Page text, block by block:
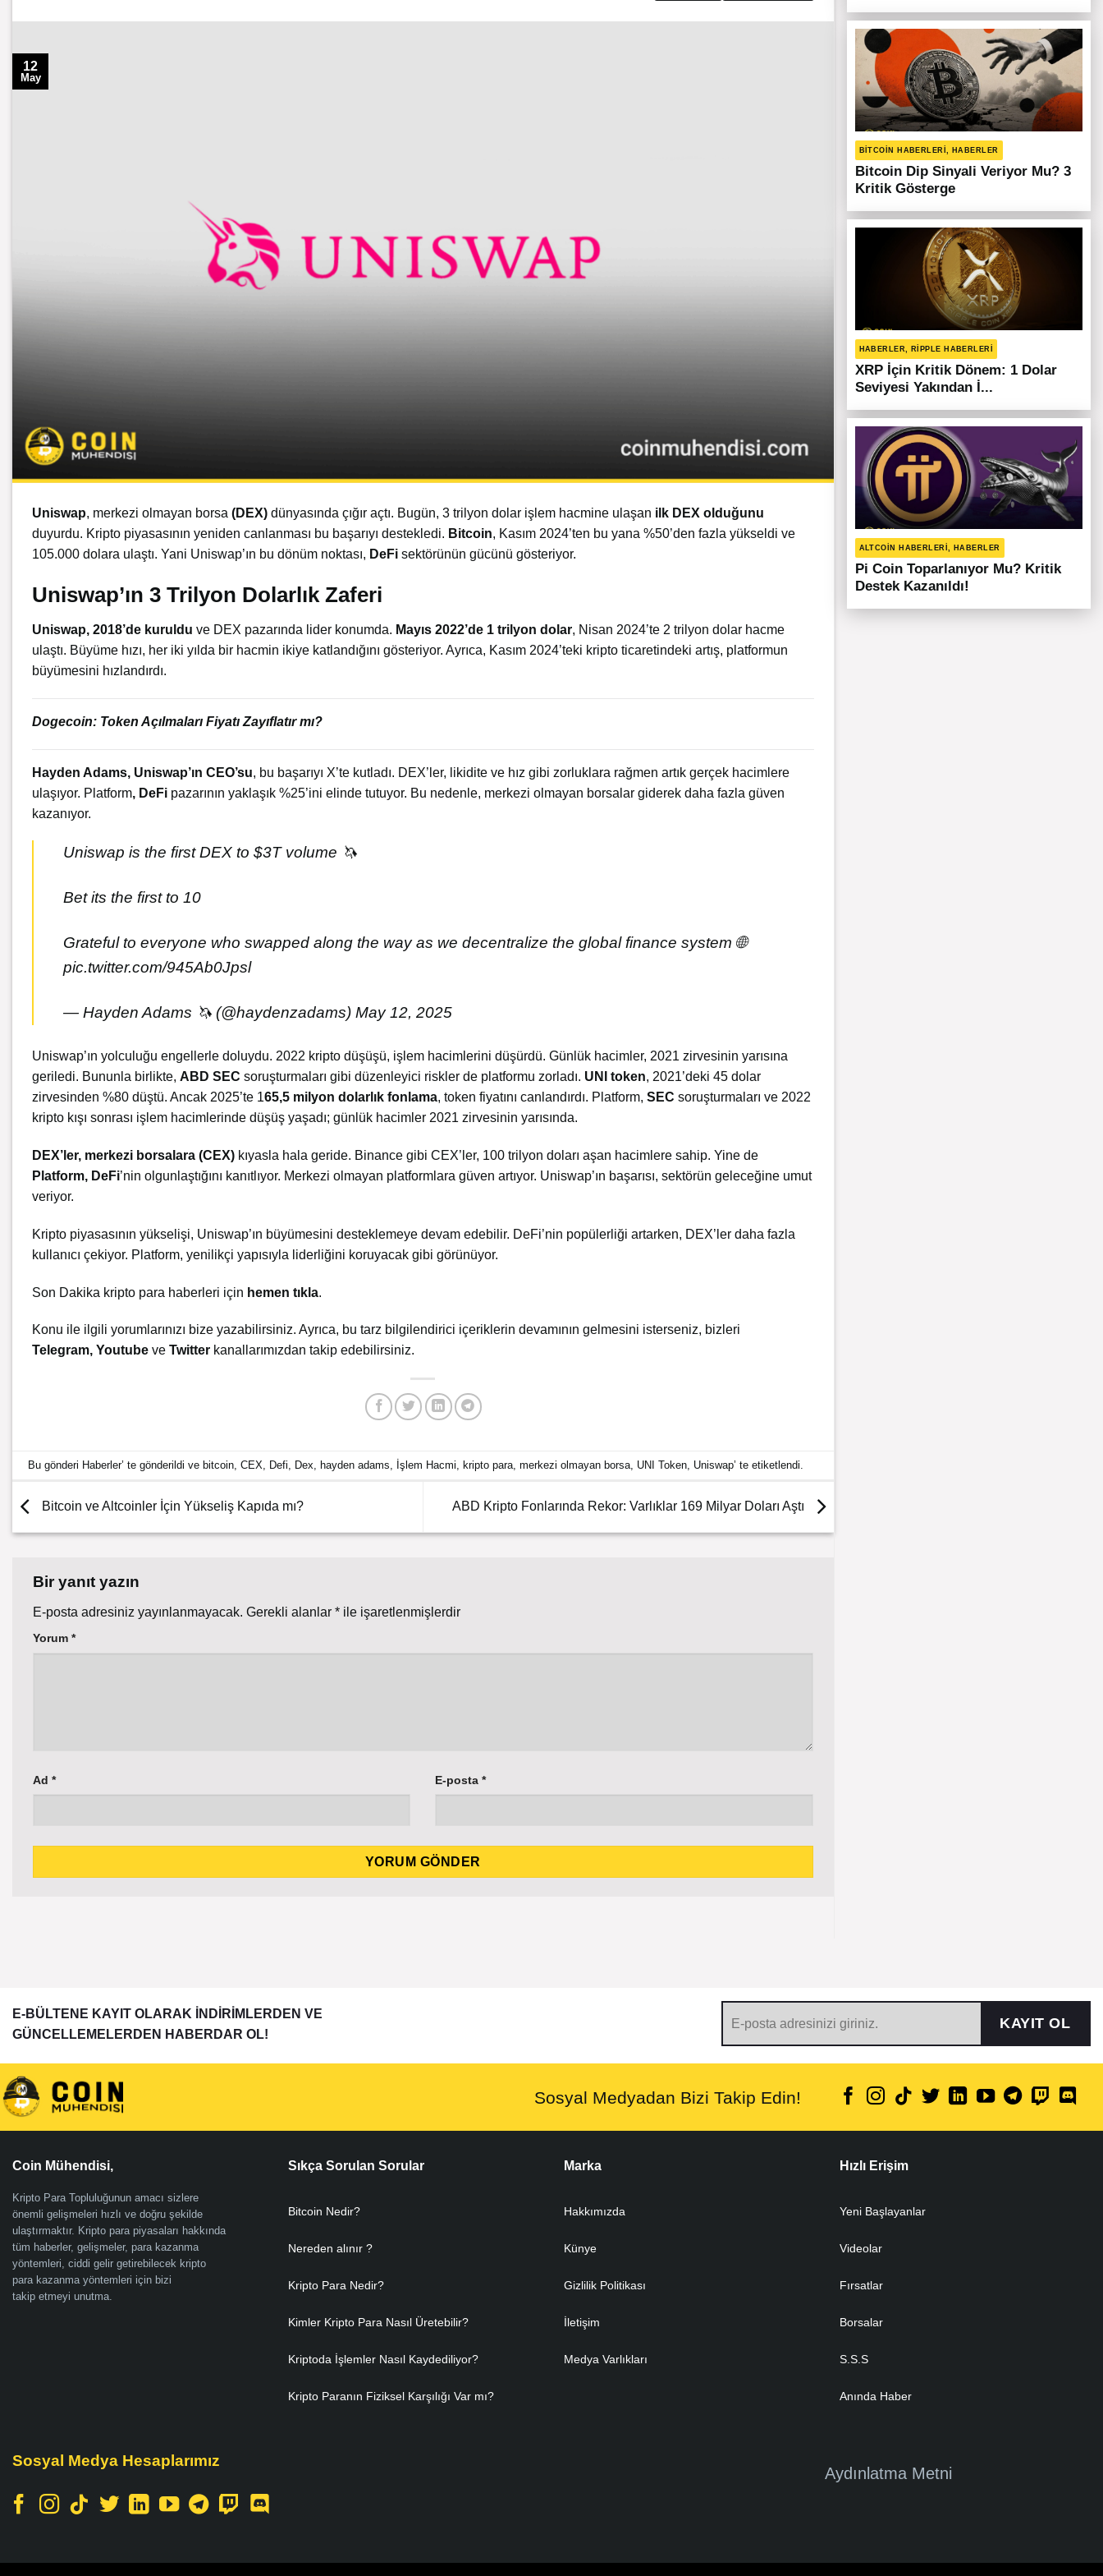
12
May
Uniswap, merkezi olmayan borsa (DEX) dünyasında çığır açtı. Bugün, 3 trilyon dolar işlem hacmine ulaşan ilk DEX olduğunu
duyurdu. Kripto piyasasının yeniden canlanması bu başarıyı destekledi. Bitcoin, Kasım 2024’ten bu yana %50’den fazla yükseldi ve
105.000 dolara ulaştı. Yani Uniswap’ın bu dönüm noktası, DeFi sektörünün gücünü gösteriyor.
Uniswap’ın 3 Trilyon Dolarlık Zaferi
Uniswap, 2018’de kuruldu ve DEX pazarında lider konumda. Mayıs 2022’de 1 trilyon dolar, Nisan 2024’te 2 trilyon dolar hacme
ulaştı. Büyüme hızı, her iki yılda bir hacmin ikiye katlandığını gösteriyor. Ayrıca, Kasım 2024’teki kripto ticaretindeki artış, platformun
büyümesini hızlandırdı.
Dogecoin: Token Açılmaları Fiyatı Zayıflatır mı?
Hayden Adams, Uniswap’ın CEO’su, bu başarıyı X’te kutladı. DEX’ler, likidite ve hız gibi zorluklara rağmen artık gerçek hacimlere
ulaşıyor. Platform, DeFi pazarının yaklaşık %25’ini elinde tutuyor. Bu nedenle, merkezi olmayan borsalar giderek daha fazla güven
kazanıyor.
Uniswap is the first DEX to $3T volume 🦄
Bet its the first to 10
Grateful to everyone who swapped along the way as we decentralize the global finance system 🌐
pic.twitter.com/945Ab0Jpsl
— Hayden Adams 🦄 (@haydenzadams) May 12, 2025
Uniswap’ın yolculuğu engellerle doluydu. 2022 kripto düşüşü, işlem hacimlerini düşürdü. Günlük hacimler, 2021 zirvesinin yarısına
geriledi. Bununla birlikte, ABD SEC soruşturmaları gibi düzenleyici riskler de platformu zorladı. UNI token, 2021’deki 45 dolar
zirvesinden %80 düştü. Ancak 2025’te 165,5 milyon dolarlık fonlama, token fiyatını canlandırdı. Platform, SEC soruşturmaları ve 2022
kripto kışı sonrası işlem hacimlerinde düşüş yaşadı; günlük hacimler 2021 zirvesinin yarısında.
DEX’ler, merkezi borsalara (CEX) kıyasla hala geride. Binance gibi CEX’ler, 100 trilyon doları aşan hacimlere sahip. Yine de
Platform, DeFi’nin olgunlaştığını kanıtlıyor. Merkezi olmayan platformlara güven artıyor. Uniswap’ın başarısı, sektörün geleceğine umut
veriyor.
Kripto piyasasının yükselişi, Uniswap’ın büyümesini desteklemeye devam edebilir. DeFi’nin popülerliği artarken, DEX’ler daha fazla
kullanıcı çekiyor. Platform, yenilikçi yapısıyla liderliğini koruyacak gibi görünüyor.
Son Dakika kripto para haberleri için hemen tıkla.
Konu ile ilgili yorumlarınızı bize yazabilirsiniz. Ayrıca, bu tarz bilgilendirici içeriklerin devamının gelmesini isterseniz, bizleri
Telegram, Youtube ve Twitter kanallarımızdan takip edebilirsiniz.
Bu gönderi Haberler’ te gönderildi vebitcoin ,CEX Defi Dex hayden adams İşlem Hacmi ,kripto para ,merkezi olmayan borsa UNI Token Uniswap’ te etiketlendi.
Bitcoin ve Altcoinler İçin Yükseliş Kapıda mı? ABD Kripto Fonlarında Rekor: Varlıklar 169 Milyar Doları Aştı
Bir yanıt yazın
E-posta adresiniz yayınlanmayacak. Gerekli alanlar * ile işaretlenmişlerdir
Yorum *
Ad * E-posta*
BITCOIN HABERLERI, HABERLER
Bitcoin Dip Sinyali Veriyor Mu? 3
Kritik Gösterge
HABERLER, RIPPLE HABERLERI
XRP İçin Kritik Dönem: 1 Dolar
Seviyesi Yakından İ...
ALTCOIN HABERLERI, HABERLER
Pi Coin Toparlanıyor Mu? Kritik
Destek Kazanıldı!
E-BÜLTENE KAYIT OLARAK İNDİRİMLERDEN VE
GÜNCELLEMELERDEN HABERDAR OL!
KAYIT OL
Sosyal Medyadan Bizi Takip Edin!
Coin Mühendisi,
Kripto Para Topluluğunun amacı sizlere
önemli gelişmeleri hızlı ve doğru şekilde
ulaştırmaktır. Kripto para piyasaları hakkında
tüm haberler, gelişmeler, para kazanma
yöntemleri, ciddi gelir getirebilecek kripto
para kazanma yöntemleri için bizi
takip etmeyi unutma.
Sıkça Sorulan Sorular
Bitcoin Nedir?
Nereden alınır ?
Kripto Para Nedir?
Kimler Kripto Para Nasıl Üretebilir?
Kriptoda İşlemler Nasıl Kaydediliyor?
Kripto Paranın Fiziksel Karşılığı Var mı?
Marka
Hakkımızda
Künye
Gizlilik Politikası
İletişim
Medya Varlıkları
Hızlı Erişim
Yeni Başlayanlar
Videolar
Fırsatlar
Borsalar
S.S.S
Anında Haber
Sosyal Medya Hesaplarımız
Aydınlatma Metni